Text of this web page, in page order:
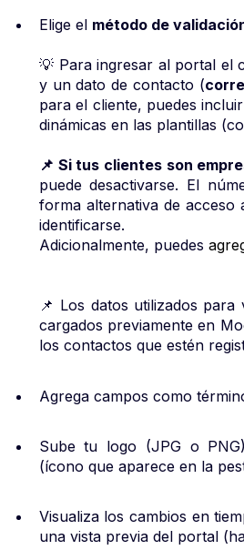
Elige el método de
💡 Para ingresar al portal el
y un dato de contacto (
para el cliente, puedes
dinámicas en las plantillas
📌 Si tus clientes son
puede desactivarse. El
forma alternativa de
identificarse.
Adicionalmente, puedes
📌 Los datos utilizados
cargados previamente en
los contactos que estén
Agrega campos como
Sube tu logo (JPG o
(ícono que aparece en la
Visualiza los cambios en
una vista previa del portal